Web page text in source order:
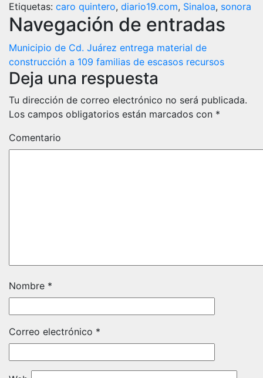
Etiquetas: caro quintero, diario19.com, Sinaloa, sonora
Navegación de entradas
Municipio de Cd. Juárez entrega material de
construcción a 109 familias de escasos recursos
Deja una respuesta
Tu dirección de correo electrónico no será publicada.
Los campos obligatorios están marcados con *
Comentario
Nombre *
Correo electrónico *